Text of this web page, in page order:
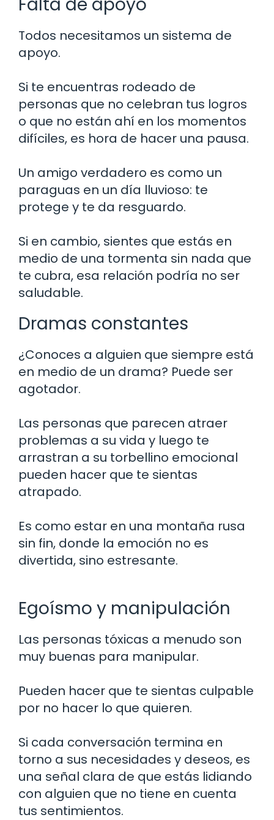
Todos necesitamos un sistema de
apoyo.
Si te encuentras rodeado de
personas que no celebran tus logros
o que no están ahí en los momentos
difíciles, es hora de hacer una pausa.
Un amigo verdadero es como un
paraguas en un día lluvioso: te
protege y te da resguardo.
Si en cambio, sientes que estás en
medio de una tormenta sin nada que
te cubra, esa relación podría no ser
saludable.
Dramas constantes
¿Conoces a alguien que siempre está
en medio de un drama? Puede ser
agotador.
Las personas que parecen atraer
problemas a su vida y luego te
arrastran a su torbellino emocional
pueden hacer que te sientas
atrapado.
Es como estar en una montaña rusa
sin fin, donde la emoción no es
divertida, sino estresante.
Egoísmo y manipulación
Las personas tóxicas a menudo son
muy buenas para manipular.
Pueden hacer que te sientas culpable
por no hacer lo que quieren.
Si cada conversación termina en
torno a sus necesidades y deseos, es
una señal clara de que estás lidiando
con alguien que no tiene en cuenta
tus sentimientos.